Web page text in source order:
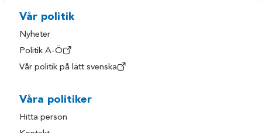
Vår politik
Nyheter
Politik A-Ö
Vår politik på lätt svenska
Våra politiker
Hitta person